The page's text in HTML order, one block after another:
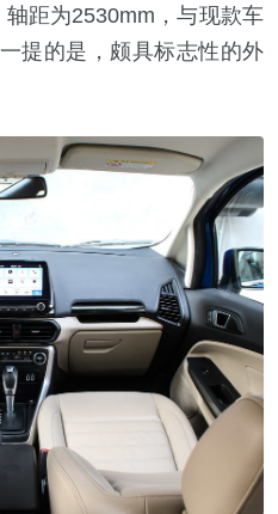
距为2530mm，与现款车
提的是，颇具标志性的外